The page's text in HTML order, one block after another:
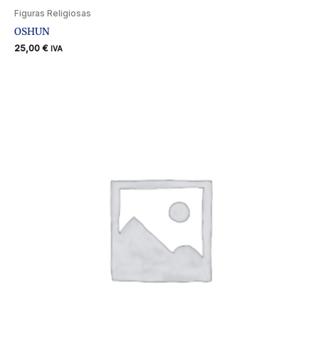
Figuras Religiosas
OSHUN
25,00 € IVA